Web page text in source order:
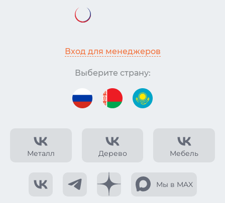
Металл Дерево Мебель
Мы в MAX
Вход для менеджеров
Выберите страну: